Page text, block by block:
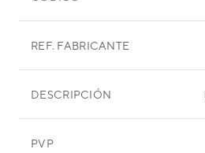
REF. FABRICANTE
DESCRIPCIÓN
PVP